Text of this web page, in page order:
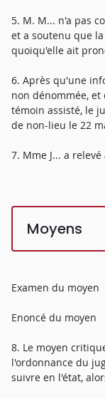
5. M. M... n'a pas
et a soutenu que
quoiqu'elle ait
6. Après qu'une
non dénommée,
témoin assisté, le
de non-lieu le 22
7. Mme J... a
Moyens
Examen du moyen
Enoncé du moyen
8. Le moyen
l'ordonnance du
suivre en l'état,